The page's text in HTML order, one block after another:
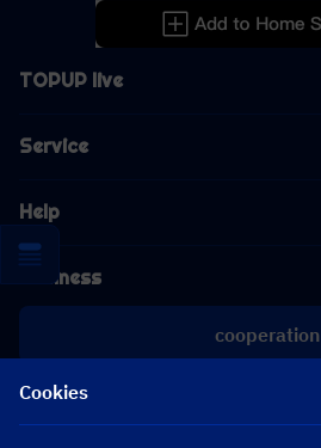
TOPUP live
Service
Help
Business
cooperation
[email protected]
[email protected]
Cookies